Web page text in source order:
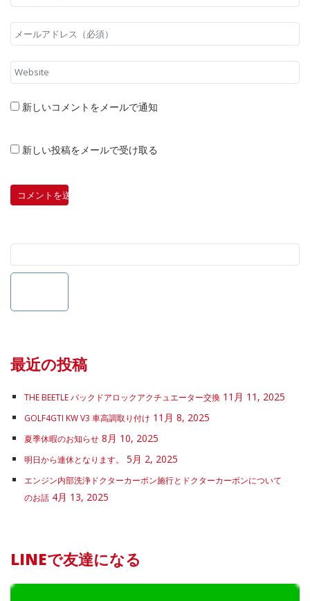
新しいコメントをメールで通知
新しい投稿をメールで受け取る
最近の投稿
THE BEETLE バックドアロックアクチュエーター交換 11月 11, 2025
GOLF4GTI KW V3 車高調取り付け 11月 8, 2025
夏季休暇のお知らせ 8月 10, 2025
明日から連休となります。 5月 2, 2025
エンジン内部洗浄ドクターカーボン施行とドクターカーボンについて
のお話 4月 13, 2025
LINEで友達になる